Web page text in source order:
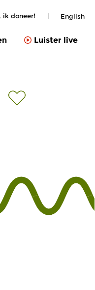
ik doneer! | English
Luister live